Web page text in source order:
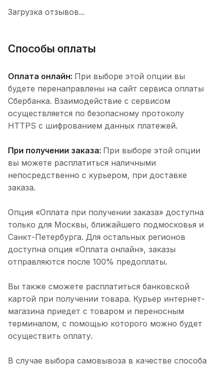
Загрузка отзывов...
Способы оплаты
Оплата онлайн: При выборе этой опции вы
будете перенаправлены на сайт сервиса оплаты
Сбербанка. Взаимодействие с сервисом
осуществляется по безопасному протоколу
HTTPS с шифрованием данных платежей.
При получении заказа: При выборе этой опции
вы можете расплатиться наличными
непосредственно с курьером, при доставке
заказа.
Опция «Оплата при получении заказа» доступна
только для Москвы, ближайшего подмосковья и
Санкт-Петербурга. Для остальных регионов
доступна опция «Оплата онлайн», заказы
отправляются после 100% предоплаты.
Вы также сможете расплатиться банковской
картой при получении товара. Курьер интернет-
магазина приедет с товаром и переносным
терминалом, с помощью которого можно будет
осуществить оплату.
В случае выбора самовывоза в качестве способа